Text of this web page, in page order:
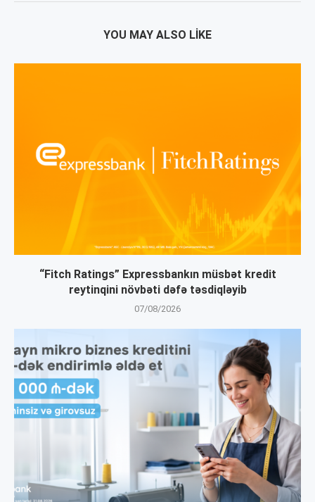
YOU MAY ALSO LIKE
“Fitch Ratings” Expressbankın müsbət kredit
reytinqini növbəti dəfə təsdiqləyib
07/08/2026